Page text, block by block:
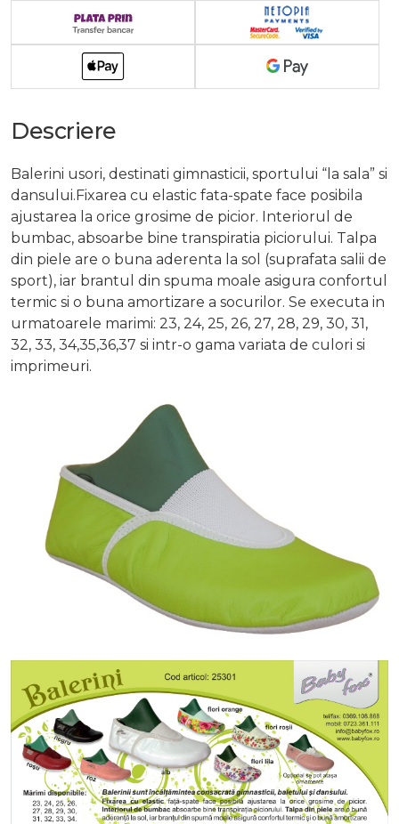
Descriere
Balerini usori, destinati gimnasticii, sportului “la sala” si
dansului.Fixarea cu elastic fata-spate face posibila
ajustarea la orice grosime de picior. Interiorul de
bumbac, absoarbe bine transpiratia piciorului. Talpa
din piele are o buna aderenta la sol (suprafata salii de
sport), iar brantul din spuma moale asigura confortul
termic si o buna amortizare a socurilor. Se executa in
urmatoarele marimi: 23, 24, 25, 26, 27, 28, 29, 30, 31,
32, 33, 34,35,36,37 si intr-o gama variata de culori si
imprimeuri.